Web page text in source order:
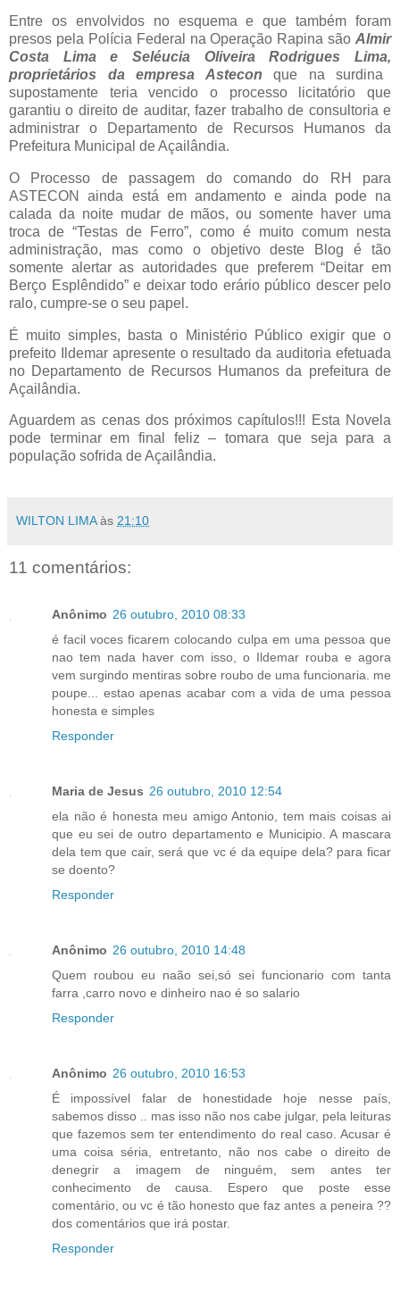
Entre os envolvidos no esquema e que também foram
presos pela Polícia Federal na Operação Rapina são Almir
Costa Lima e Seléucia Oliveira Rodrigues Lima,
proprietários daempresa Astecon que na surdina
supostamente teria vencido o processo licitatório que
garantiu o direito de auditar, fazer trabalho de consultoria e
administrar o Departamento de Recursos Humanos da
Prefeitura Municipal de Açailândia.
O Processo de passagem do comando do RH para
ASTECON ainda está em andamento e ainda pode na
calada da noite mudar de mãos, ou somente haver uma
troca de “Testas de Ferro”, como é muito comum nesta
administração, mas como o objetivo deste Blog é tão
somente alertar as autoridades que preferem “Deitar em
Berço Esplêndido” e deixar todo erário público descer pelo
ralo, cumpre-se o seu papel.
É muito simples, basta o Ministério Público exigir que o
prefeito Ildemar apresente o resultado da auditoria efetuada
no Departamento de Recursos Humanos da prefeitura de
Açailândia.
Aguardem as cenas dos próximos capítulos!!! Esta Novela
pode terminar em final feliz – tomara que seja para a
população sofrida de Açailândia.
WILTON LIMA às 21:10
11 comentários:
Anônimo 26 outubro, 2010 08:33
é facil voces ficarem colocando culpa em uma pessoa que
nao tem nada haver com isso, o Ildemar rouba e agora
vem surgindo mentiras sobre roubo de uma funcionaria. me
poupe... estao apenas acabar com a vida de uma pessoa
honesta e simples
Responder
Maria de Jesus 26 outubro, 2010 12:54
ela não é honesta meu amigo Antonio, tem mais coisas ai
que eu sei de outro departamento e Municipio. A mascara
dela tem que cair, será que vc é da equipe dela? para ficar
se doento?
Responder
Anônimo 26 outubro, 2010 14:48
Quem roubou eu naão sei,só sei funcionario com tanta
farra ,carro novo e dinheiro nao é so salario
Responder
Anônimo 26 outubro, 2010 16:53
É impossível falar de honestidade hoje nesse país,
sabemos disso .. mas isso não nos cabe julgar, pela leituras
que fazemos sem ter entendimento do real caso. Acusar é
uma coisa séria, entretanto, não nos cabe o direito de
denegrir a imagem de ninguém, sem antes ter
conhecimento de causa. Espero que poste esse
comentário, ou vc é tão honesto que faz antes a peneira ??
dos comentários que irá postar.
Responder